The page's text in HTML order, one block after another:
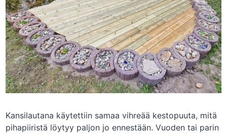
Kansilautana käytettiin samaa vihreää kestopuuta, mitä
pihapiiristä löytyy paljon jo ennestään. Vuoden tai parin